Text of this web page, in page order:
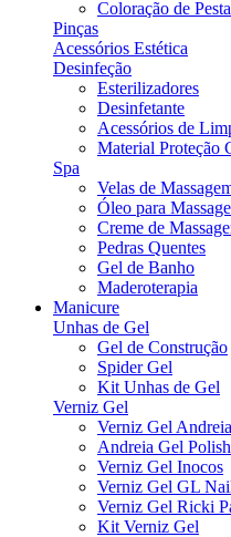
Coloração de
Pinças
Acessórios Estética
Desinfeção
Esterilizadores
Desinfetante
Acessórios de
Material Proteção
Spa
Velas de
Óleo para
Creme de
Pedras Quentes
Gel de Banho
Maderoterapia
Manicure
Unhas de Gel
Gel de Construção
Spider Gel
Kit Unhas de Gel
Verniz Gel
Verniz Gel Andreia
Andreia Gel Polish
Verniz Gel Inocos
Verniz Gel GL
Verniz Gel Ricki
Kit Verniz Gel